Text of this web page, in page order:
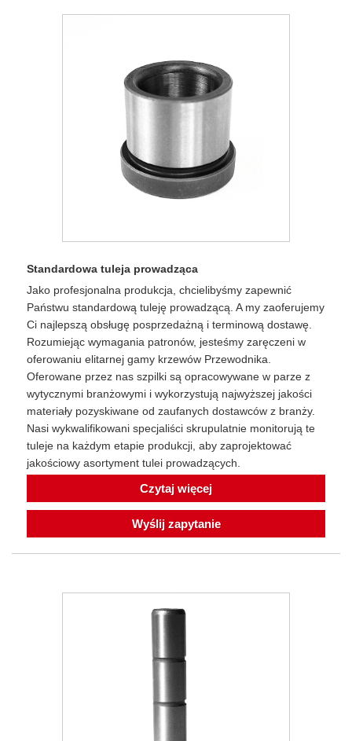
Standardowa tuleja prowadząca
Jako profesjonalna produkcja, chcielibyśmy zapewnić
Państwu standardową tuleję prowadzącą. A my zaoferujemy
Ci najlepszą obsługę posprzedażną i terminową dostawę.
Rozumiejąc wymagania patronów, jesteśmy zaręczeni w
oferowaniu elitarnej gamy krzewów Przewodnika.
Oferowane przez nas szpilki są opracowywane w parze z
wytycznymi branżowymi i wykorzystują najwyższej jakości
materiały pozyskiwane od zaufanych dostawców z branży.
Nasi wykwalifikowani specjaliści skrupulatnie monitorują te
tuleje na każdym etapie produkcji, aby zaprojektować
jakościowy asortyment tulei prowadzących.
Czytaj więcej
Wyślij zapytanie